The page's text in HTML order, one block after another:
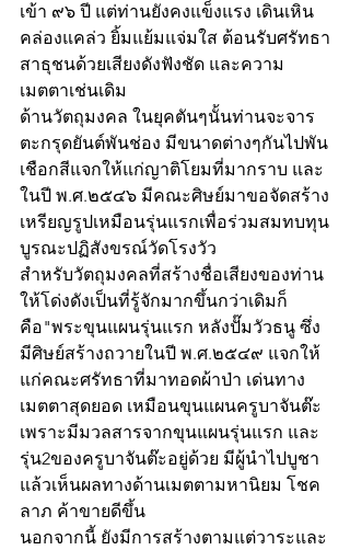
เข้า ๙๖ ปี แต่ท่านยังคงแข็งแรง เดินเหิน
คล่องแคล่ว ยิ้มแย้มแจ่มใส ต้อนรับศรัทธา
สาธุชนด้วยเสียงดังฟังชัด และความ
เมตตาเช่นเดิม
ด้านวัตถุมงคล ในยุคตันๆนั้นท่านจะจาร
ตะกรุดยันต์พันช่อง มีขนาดต่างๆกันไปพัน
เชือกสีแจกให้แก่ญาติโยมที่มากราบ และ
ในปี พ.ศ.๒๕๔๖ มีคณะศิษย์มาขอจัดสร้าง
เหรียญรูปเหมือนรุ่นแรกเพื่อร่วมสมทบทุน
บูรณะปฏิสังขรณ์วัดโรงวัว
สำหรับวัตถุมงคลที่สร้างชื่อเสียงของท่าน
ให้โด่งดังเป็นที่รู้จักมากขึ้นกว่าเดิมก็
คือ"พระขุนแผนรุ่นแรก หลังปั๊มวัวธนู ซึ่ง
มีศิษย์สร้างถวายในปี พ.ศ.๒๕๔๙ แจกให้
แก่คณะศรัทธาที่มาทอดผ้าป่า เด่นทาง
เมตตาสุดยอด เหมือนขุนแผนครูบาจันต๊ะ
เพราะมีมวลสารจากขุนแผนรุ่นแรก และ
รุ่น2ของครูบาจันต๊ะอยู่ด้วย มีผู้นำไปบูชา
แล้วเห็นผลทางด้านเมตตามหานิยม โชค
ลาภ ค้าขายดีขึ้น
นอกจากนี้ ยังมีการสร้างตามแต่วาระและ